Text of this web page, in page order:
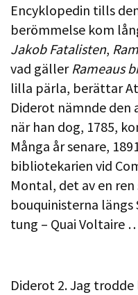
Encyklopedin tills
berömmelse kom
Jakob Fatalisten,
vad gäller Rameaus
lilla pärla, berättar
Diderot nämnde den
när han dog, 1785,
Många år senare,
bibliotekarien vid
Montal, det av en
bouquinisterna längs
tung – Quai Voltaire
Diderot 2. Jag